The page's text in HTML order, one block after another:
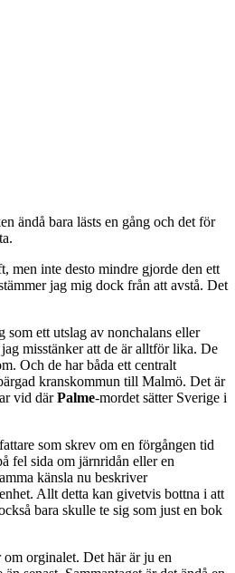
ändå bara lästs en gång och det för
men inte desto mindre gjorde den ett
jag mig dock från att avstå. Det
ett utslag av nonchalans eller
misstänker att de är alltför lika. De
Och de har båda ett centralt
kranskommun till Malmö. Det är
vid därPalme-mordet sätter Sverige i
som skrev om en förgången tid
fel sida om järnridån eller en
känsla nu beskriver
Allt detta kan givetvis bottna i att
bara skulle te sig som just en bok
om orginalet. Det här är ju en